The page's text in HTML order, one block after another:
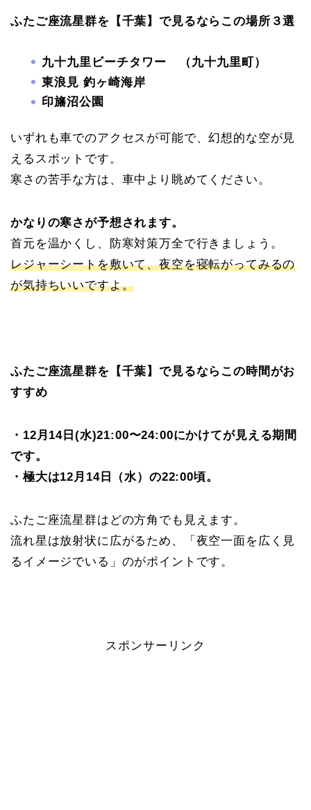
ふたご座流星群を【千葉】で見るならこの場所３選
九十九里ビーチタワー （九十九里町）
東浪見 釣ヶ崎海岸
印旛沼公園
いずれも車でのアクセスが可能で、幻想的な空が見
えるスポットです。
寒さの苦手な方は、車中より眺めてください。
かなりの寒さが予想されます。
首元を温かくし、防寒対策万全で行きましょう。
レジャーシートを敷いて、夜空を寝転がってみるの
が気持ちいいですよ。
ふたご座流星群を【千葉】で見るならこの時間がお
すすめ
・12月14日(水)21:00〜24:00にかけてが見える期間
です。
・極大は12月14日（水）の22:00頃。
ふたご座流星群はどの方角でも見えます。
流れ星は放射状に広がるため、「夜空一面を広く見
るイメージでいる」のがポイントです。
スポンサーリンク